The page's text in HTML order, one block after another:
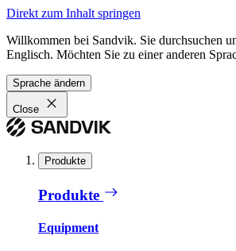
Direkt zum Inhalt springen
Willkommen bei Sandvik. Sie durchsuchen
Englisch. Möchten Sie zu einer anderen
Sprache ändern
Close
Produkte
Produkte
Equipment